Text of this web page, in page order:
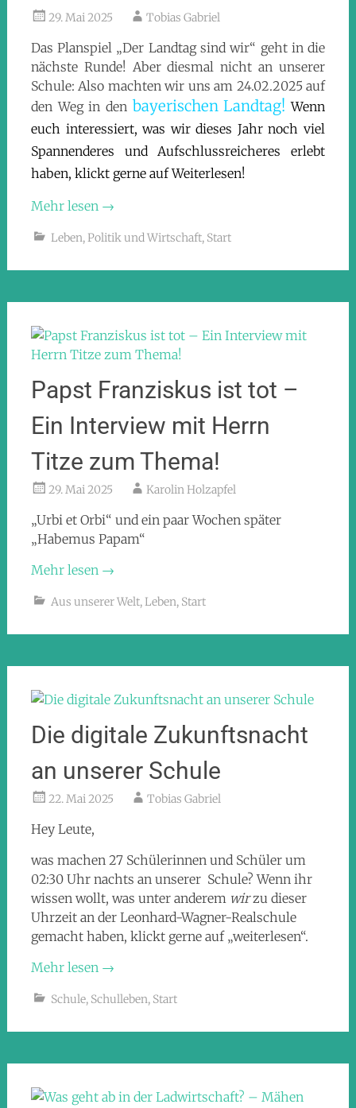
29. Mai 2025 Tobias Gabriel
Das Planspiel „Der Landtag sind wir“ geht in die
nächste Runde! Aber diesmal nicht an unserer
Schule: Also machten wir uns am 24.02.2025 auf
den Weg in den bayerischen Landtag!Wenn
euch interessiert, was wir dieses Jahr noch viel
Spannenderes und Aufschlussreicheres erlebt
haben, klickt gerne auf Weiterlesen!
Mehr lesen →
Leben,Politik und Wirtschaft, Start
Papst Franziskus ist tot –
Ein Interview mit Herrn
Titze zum Thema!
29. Mai 2025 Karolin Holzapfel
„Urbi et Orbi“ und ein paar Wochen später
„Habemus Papam“
Mehr lesen →
Aus unserer Welt,Leben, Start
Die digitale Zukunftsnacht
an unserer Schule
22. Mai 2025 Tobias Gabriel
Hey Leute,
was machen 27 Schülerinnen und Schüler um
02:30 Uhr nachts an unserer Schule? Wenn ihr
wissen wollt, was unter anderem wirzu dieser
Uhrzeit an der Leonhard-Wagner-Realschule
gemacht haben, klickt gerne auf „weiterlesen“.
Mehr lesen →
Schule, Schulleben, Start